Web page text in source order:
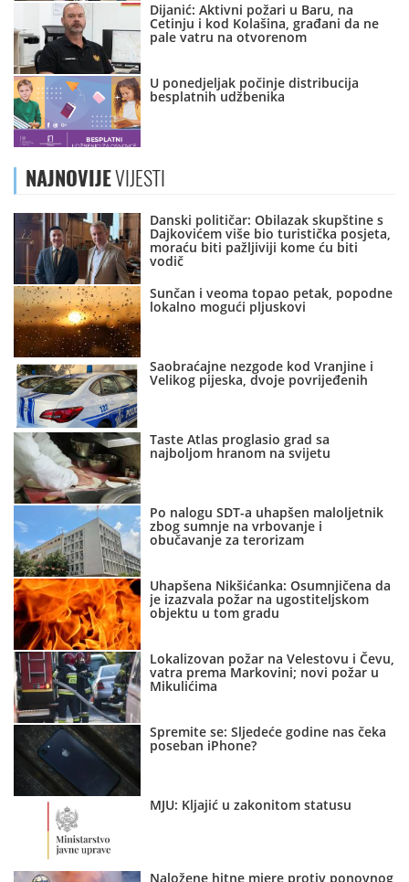
Dijanić: Aktivni požari u Baru, na
Cetinju i kod Kolašina, građani da ne
pale vatru na otvorenom
U ponedjeljak počinje distribucija
besplatnih udžbenika
NAJNOVIJEVIJESTI
Danski političar: Obilazak skupštine s
Dajkovićem više bio turistička posjeta,
moraću biti pažljiviji kome ću biti
vodič
Sunčan i veoma topao petak, popodne
lokalno mogući pljuskovi
Saobraćajne nezgode kod Vranjine i
Velikog pijeska, dvoje povrijeđenih
Taste Atlas proglasio grad sa
najboljom hranom na svijetu
Po nalogu SDT-a uhapšen maloljetnik
zbog sumnje na vrbovanje i
obučavanje za terorizam
Uhapšena Nikšićanka: Osumnjičena da
je izazvala požar na ugostiteljskom
objektu u tom gradu
Lokalizovan požar na Velestovu i Čevu,
vatra prema Markovini; novi požar u
Mikulićima
Spremite se: Sljedeće godine nas čeka
poseban iPhone?
MJU: Kljajić u zakonitom statusu
Naložene hitne mjere protiv ponovnog